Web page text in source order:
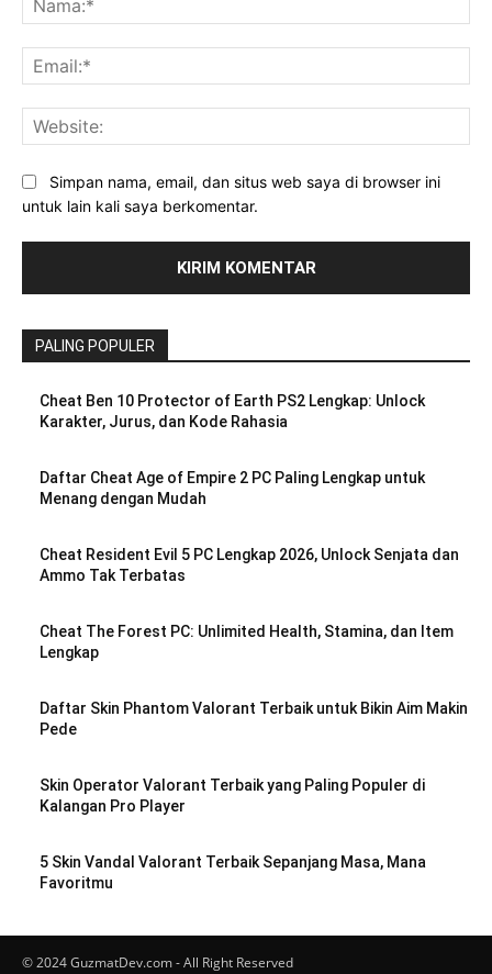
Simpan nama, email, dan situs web saya di browser ini
untuk lain kali saya berkomentar.
PALING POPULER
Cheat Ben 10 Protector of Earth PS2 Lengkap: Unlock
Karakter, Jurus, dan Kode Rahasia
Daftar Cheat Age of Empire 2 PC Paling Lengkap untuk
Menang dengan Mudah
Cheat Resident Evil 5 PC Lengkap 2026, Unlock Senjata dan
Ammo Tak Terbatas
Cheat The Forest PC: Unlimited Health, Stamina, dan Item
Lengkap
Daftar Skin Phantom Valorant Terbaik untuk Bikin Aim Makin
Pede
Skin Operator Valorant Terbaik yang Paling Populer di
Kalangan Pro Player
5 Skin Vandal Valorant Terbaik Sepanjang Masa, Mana
Favoritmu
© 2024 GuzmatDev.com - All Right Reserved